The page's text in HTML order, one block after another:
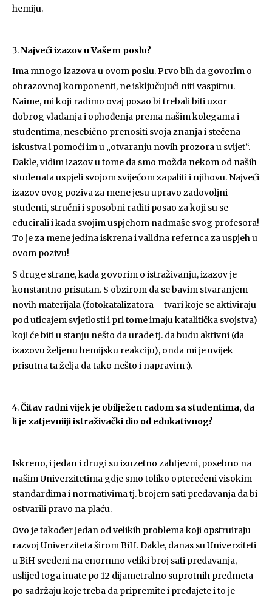
hemiju.
Najveći izazov u Vašem poslu?
Ima mnogo izazova u ovom poslu. Prvo bih da govorim o
obrazovnoj komponenti, ne isključujući niti vaspitnu.
Naime, mi koji radimo ovaj posao bi trebali biti uzor
dobrog vladanja i ophođenja prema našim kolegama i
studentima, nesebično prenositi svoja znanja i stečena
iskustva i pomoći im u „otvaranju novih prozora u svijet“.
Dakle, vidim izazov u tome da smo možda nekom od naših
studenata uspjeli svojom svijećom zapaliti i njihovu. Najveći
izazov ovog poziva za mene jesu upravo zadovoljni
studenti, stručni i sposobni raditi posao za koji su se
educirali i kada svojim uspjehom nadmaše svog profesora!
To je za mene jedina iskrena i validna refernca za uspjeh u
ovom pozivu!
S druge strane, kada govorim o istraživanju, izazov je
konstantno prisutan. S obzirom da se bavim stvaranjem
novih materijala (fotokatalizatora – tvari koje se aktiviraju
pod uticajem svjetlosti i pri tome imaju katalitička svojstva)
koji će biti u stanju nešto da urade tj. da budu aktivni (da
izazovu željenu hemijsku reakciju), onda mi je uvijek
prisutna ta želja da tako nešto i napravim :).
Čitav radni vijek je obilježen radom sa studentima, da
li je zatjevniiji istraživački dio od edukativnog?
Iskreno, i jedan i drugi su izuzetno zahtjevni, posebno na
našim Univerzitetima gdje smo toliko opterećeni visokim
standardima i normativima tj. brojem sati predavanja da bi
ostvarili pravo na plaću.
Ovo je također jedan od velikih problema koji opstruiraju
razvoj Univerziteta širom BiH. Dakle, danas su Univerziteti
u BiH svedeni na enormno veliki broj sati predavanja,
uslijed toga imate po 12 dijametralno suprotnih predmeta
po sadržaju koje treba da pripremite i predajete i to je